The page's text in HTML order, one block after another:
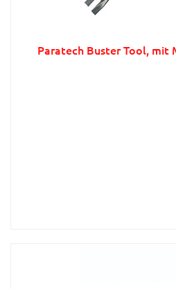
Paratech Buster Tool, mit